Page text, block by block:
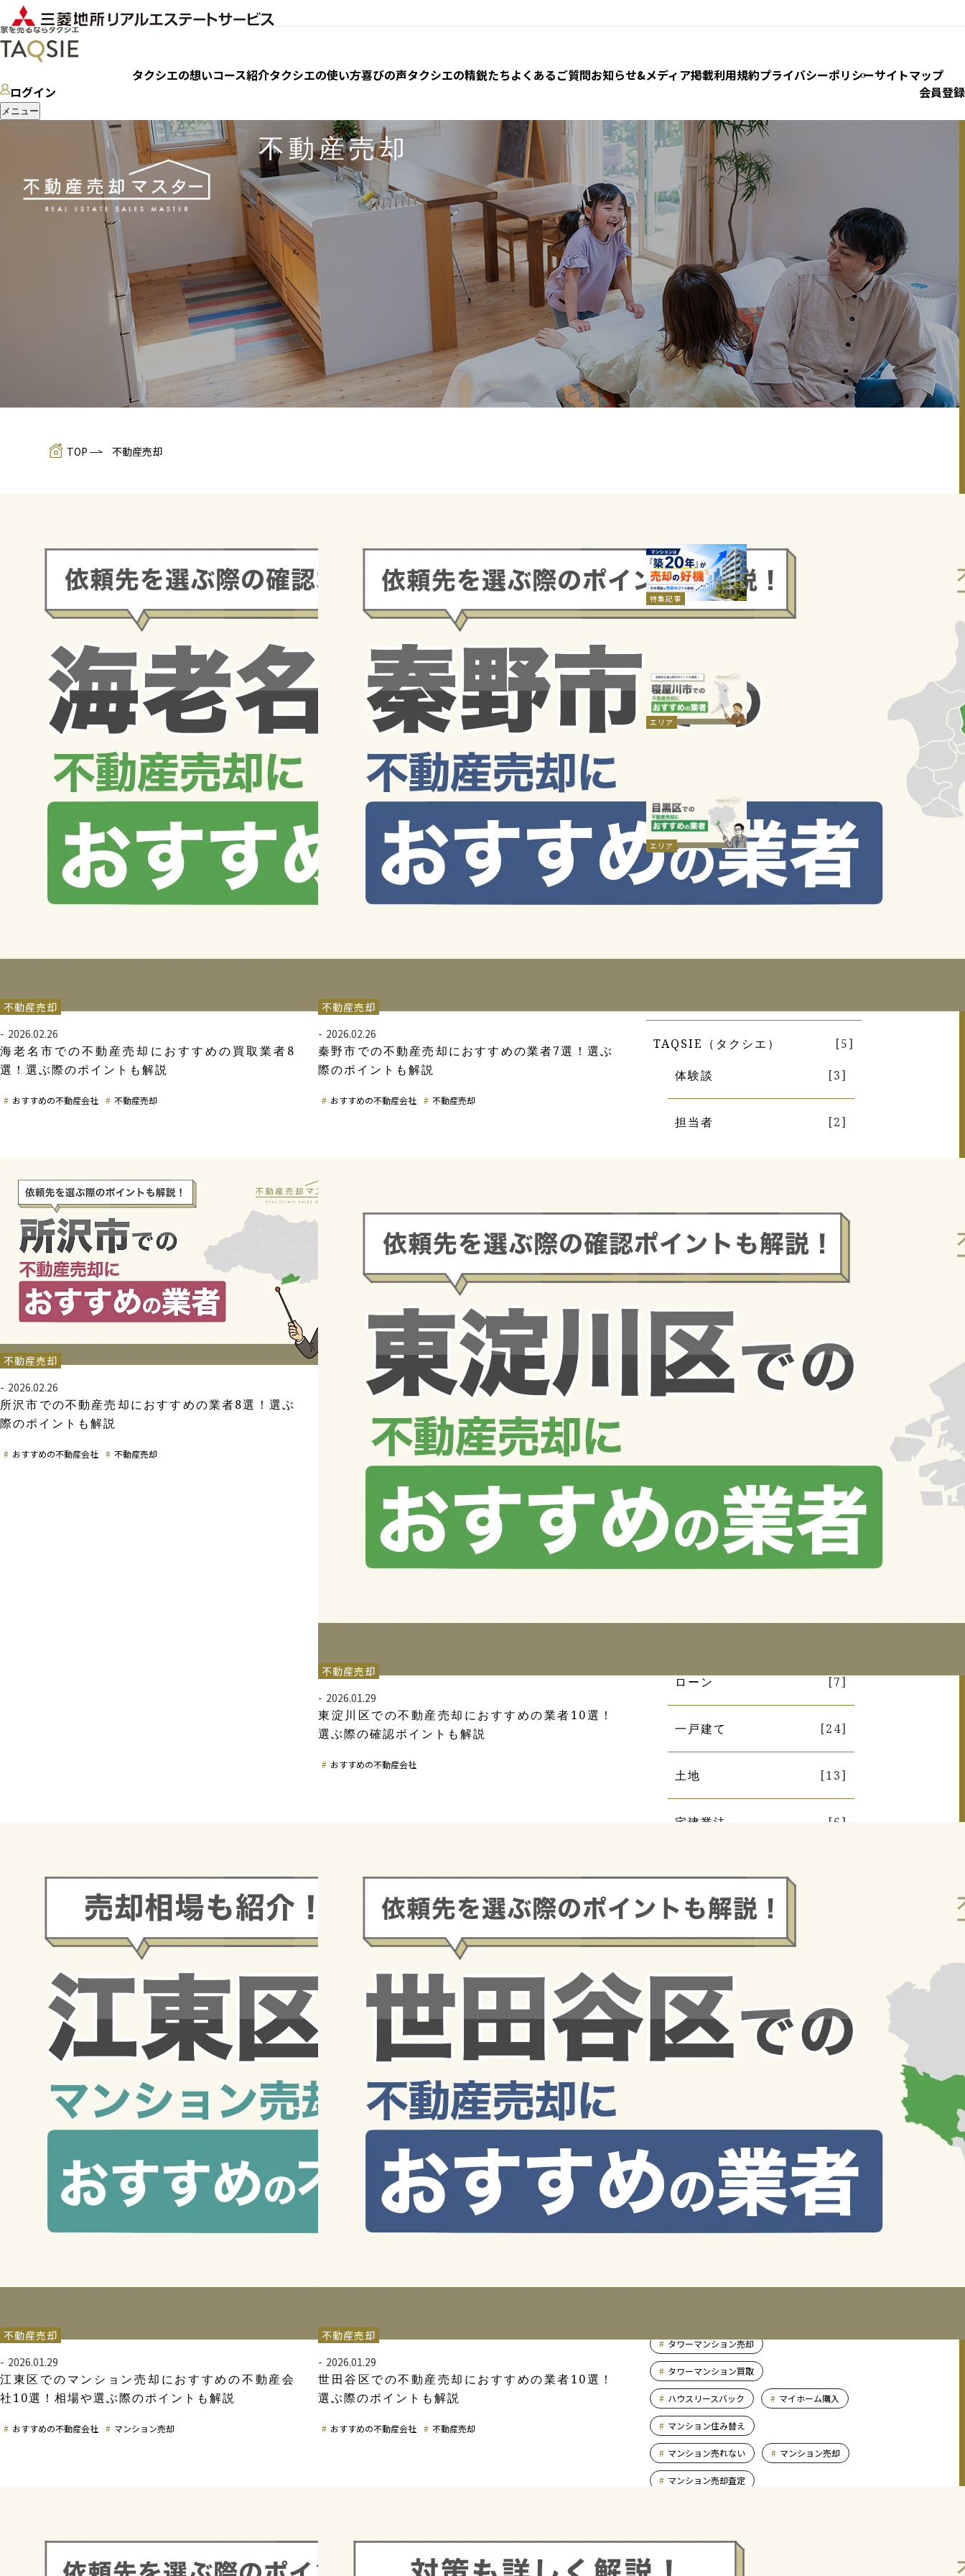
タクシエの想いコース紹介タクシエの使い方喜びの声タクシエの精鋭たちよくあるご質問お知らせ&メディア掲載利用規約プライバシーポリシーサイトマップ
ログイン
会員登録
メニュー
不動産売却
TOP 不動産売却
不動産売却
2026.02.26
海老名市での不動産売却におすすめの買取業者8
選！選ぶ際のポイントも解説
おすすめの不動産会社 不動産売却
不動産売却
2026.02.26
秦野市での不動産売却におすすめの業者7選！選ぶ
際のポイントも解説
おすすめの不動産会社 不動産売却
不動産売却
2026.02.26
所沢市での不動産売却におすすめの業者8選！選ぶ
際のポイントも解説
おすすめの不動産会社 不動産売却
不動産売却
2026.01.29
東淀川区での不動産売却におすすめの業者10選！
選ぶ際の確認ポイントも解説
おすすめの不動産会社
不動産売却
2026.01.29
江東区でのマンション売却におすすめの不動産会
社10選！相場や選ぶ際のポイントも解説
おすすめの不動産会社 マンション売却
不動産売却
2026.01.29
世田谷区での不動産売却におすすめの業者10選！
選ぶ際のポイントも解説
おすすめの不動産会社 不動産売却
特集記事
2026.08.04
マンションは「築20
年」が売却の好機。そ
解説
エリア
寝屋川市での不動産売
却におすすめの業者7
選！選ぶ際のポイント
エリア
におすすめの業者7選！
業者選びで確認すべき
ポイントも解説
おすすめの不動産会社 不動産売却
TAQSIE（タクシエ）
[5]
体験談
[3]
担当者 [2]
マンション売却査定
不動産売却 [62]
不動産売却査定
不動産売買 [2]
土地売却査定 [1]
売却
[175]
ノウハウ
[58]
ローン [7]
一戸建て [24]
土地 [13]
宅建業法 [6]
税金
査定
エリア
[27]
おすすめ [5]
空き家売却 [1]
TAQSIE アパート売却
タワーマンション売却
タワーマンション買取
ハウスリースバック マイホーム購入
マンション住み替え
マンション売れない マンション売却
マンション売却査定
リノベーション失敗